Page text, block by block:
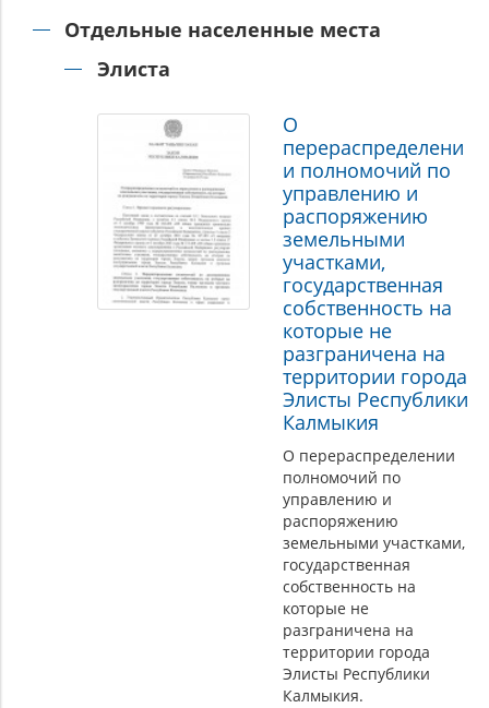
Отдельные населенные места
Элиста
О
перераспределени
и полномочий по
управлению и
распоряжению
земельными
участками,
государственная
собственность на
которые не
разграничена на
территории города
Элисты Республики
Калмыкия
О перераспределении
полномочий по
управлению и
распоряжению
земельными участками,
государственная
собственность на
которые не
разграничена на
территории города
Элисты Республики
Калмыкия.